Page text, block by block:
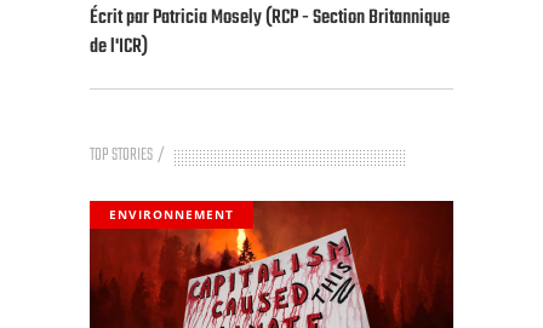
Écrit parPatricia Mosely (RCP - Section Britannique
de l'ICR)
TOP STORIES
ENVIRONNEMENT